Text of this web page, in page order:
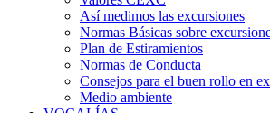
Así medimos las excursiones
Normas Básicas sobre
Plan de Estiramientos
Normas de Conducta
Consejos para el buen rollo en
Medio ambiente